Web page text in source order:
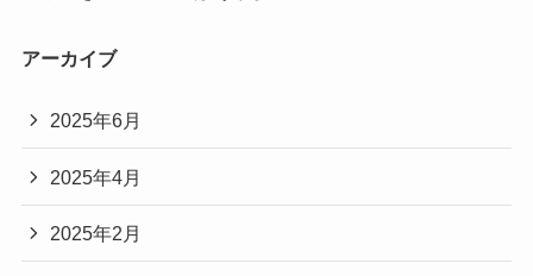
アーカイブ
2025年6月
2025年4月
2025年2月